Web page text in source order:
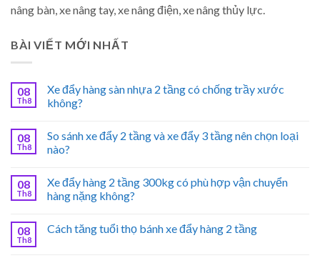
nâng bàn, xe nâng tay, xe nâng điện, xe nâng thủy lực.
BÀI VIẾT MỚI NHẤT
08
Th8
Xe đẩy hàng sàn nhựa 2 tầng có chống trầy xước
không?
08
Th8
So sánh xe đẩy 2 tầng và xe đẩy 3 tầng nên chọn loại
nào?
08
Th8
Xe đẩy hàng 2 tầng 300kg có phù hợp vận chuyển
hàng nặng không?
08
Th8
Cách tăng tuổi thọ bánh xe đẩy hàng 2 tầng